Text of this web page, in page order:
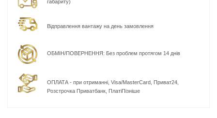
габариту)
Відправлення вантажу на день замовлення
ОБМІН/ПОВЕРНЕННЯ: Без проблем протягом 14 днів
ОПЛАТА - при отриманні, Visa/MasterCard, Приват24,
Розстрочка Приватбанк, ПлатіПізніше